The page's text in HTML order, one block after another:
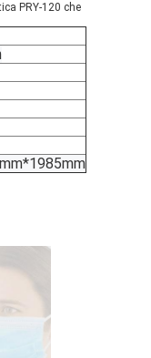
PRY-120 che